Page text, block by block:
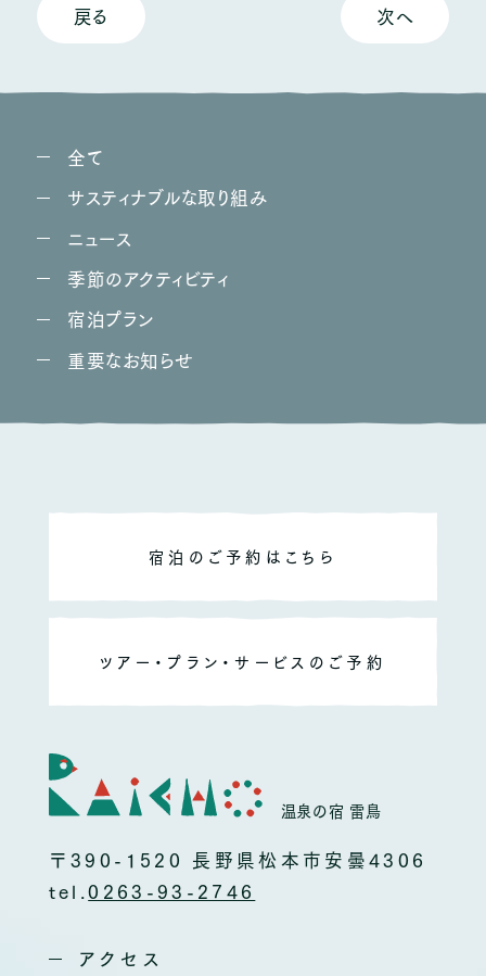
乗鞍高原 温泉の宿
長野県松本市安曇4306
tel.0263-93-2746
戻る 次へ
全て
サスティナブルな取り組み
ニュース
季節のアクティビティ
宿泊プラン
重要なお知らせ
宿泊のご予約はこちら
ツアー・プラン・サービスのご予約
温泉の宿 雷鳥
〒390-1520 長野県松本市安曇4306
tel.0263-93-2746
アクセス